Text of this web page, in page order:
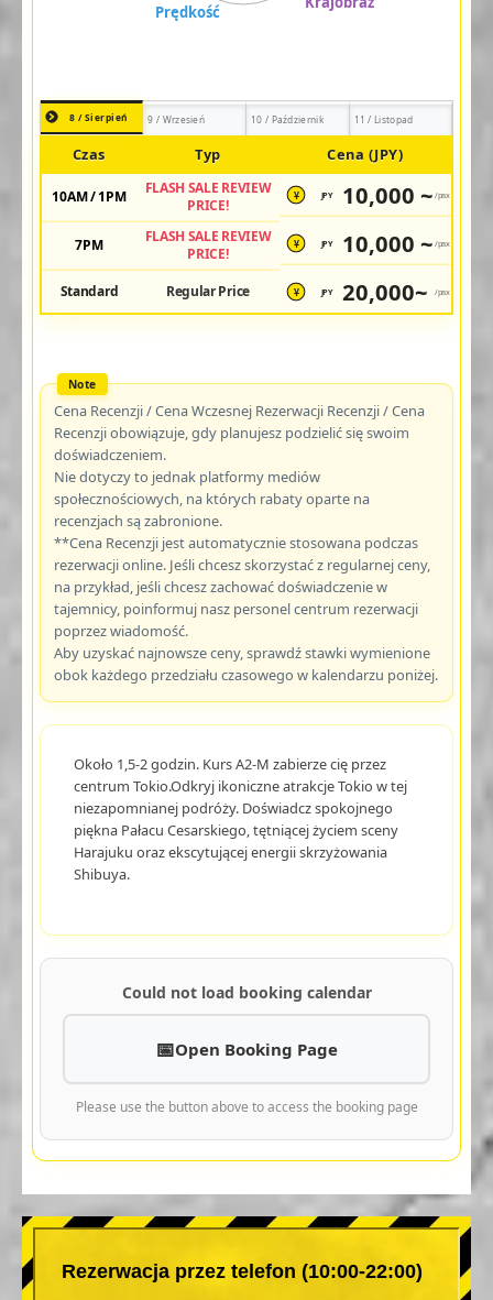
8 / Sierpień 9 / Wrzesień 10 / Październik 11 / Listopad
Czas Typ Cena (JPY)
10AM / 1PM
FLASH SALE REVIEW
PRICE!
¥ JPY 10,000 ~ /pax
7PM
FLASH SALE REVIEW
PRICE!
¥ JPY 10,000 ~ /pax
Standard Regular Price ¥ JPY 20,000~ /pax
Cena Recenzji / Cena Wczesnej Rezerwacji Recenzji / Cena
Recenzji obowiązuje, gdy planujesz podzielić się swoim
doświadczeniem.
Nie dotyczy to jednak platformy mediów
społecznościowych, na których rabaty oparte na
recenzjach są zabronione.
**Cena Recenzji jest automatycznie stosowana podczas
rezerwacji online. Jeśli chcesz skorzystać z regularnej ceny,
na przykład, jeśli chcesz zachować doświadczenie w
tajemnicy, poinformuj nasz personel centrum rezerwacji
poprzez wiadomość.
Aby uzyskać najnowsze ceny, sprawdź stawki wymienione
obok każdego przedziału czasowego w kalendarzu poniżej.
Około 1,5-2 godzin. Kurs A2-M zabierze cię przez
centrum Tokio.Odkryj ikoniczne atrakcje Tokio w tej
niezapomnianej podróży. Doświadcz spokojnego
piękna Pałacu Cesarskiego, tętniącej życiem sceny
Harajuku oraz ekscytującej energii skrzyżowania
Shibuya.
Could not load booking calendar
Open Booking Page
Please use the button above to access the booking page
Rezerwacja przez telefon (10:00-22:00)